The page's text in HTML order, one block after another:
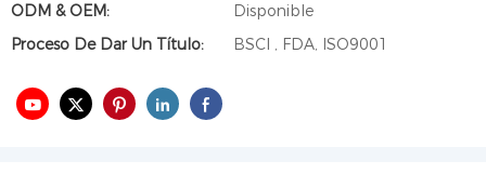
ODM & OEM:
Disponible
Proceso De Dar Un Título:
BSCI , FDA, ISO9001